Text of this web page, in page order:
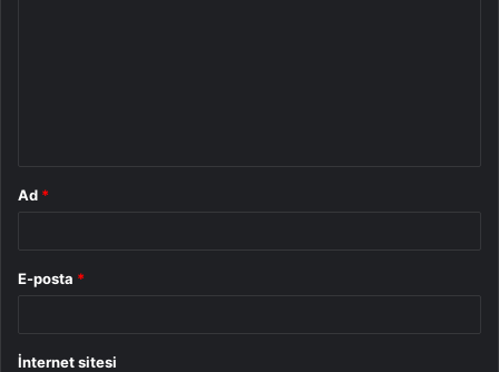
Ad *
E-posta *
İnternet sitesi